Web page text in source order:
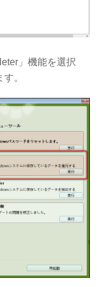
」機能を選択
。